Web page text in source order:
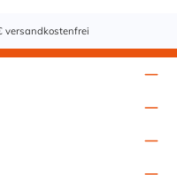
an der
(z.B. für
versandkostenfrei